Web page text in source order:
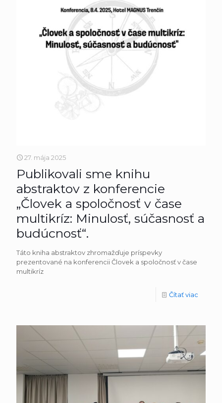
27. mája 2025
Publikovali sme knihu
abstraktov z konferencie
„Človek a spoločnosť v čase
multikríz: Minulosť, súčasnosť a
budúcnosť“.
Táto kniha abstraktov zhromažďuje príspevky
prezentované na konferencii Človek a spoločnosť v čase
multikríz
Čítať viac